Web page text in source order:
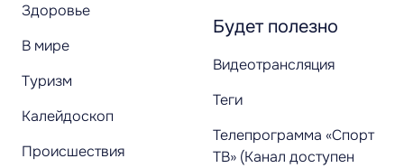
Здоровье
В мире
Туризм
Калейдоскоп
Происшествия
Будет полезно
Видеотрансляция
Теги
Телепрограмма «Спорт
ТВ» (Канал доступен